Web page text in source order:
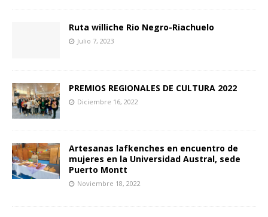
Ruta williche Rio Negro-Riachuelo
Julio 7, 2023
PREMIOS REGIONALES DE CULTURA 2022
Diciembre 16, 2022
Artesanas lafkenches en encuentro de
mujeres en la Universidad Austral, sede
Puerto Montt
Noviembre 18, 2022